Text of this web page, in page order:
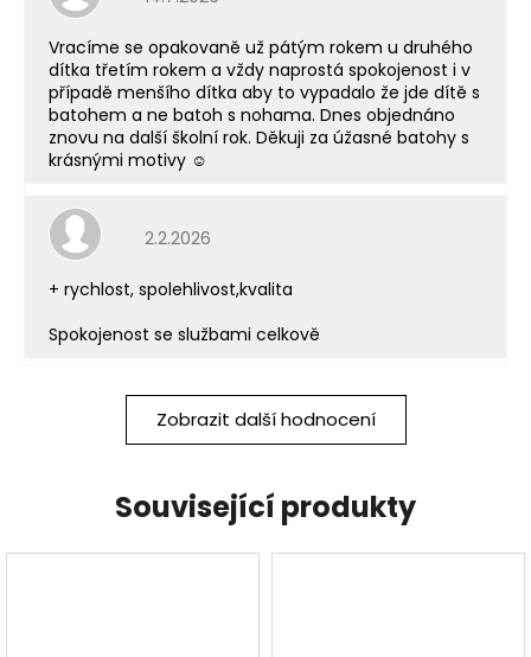
Vracíme se opakovaně už pátým rokem u druhého
dítka třetím rokem a vždy naprostá spokojenost i v
případě menšího dítka aby to vypadalo že jde dítě s
batohem a ne batoh s nohama. Dnes objednáno
znovu na další školní rok. Děkuji za úžasné batohy s
krásnými motivy ☺️
Hodnocení obchodu je 5 z 5 hvězdiček.
2.2.2026
+ rychlost, spolehlivost,kvalita
Spokojenost se službami celkově
Zobrazit další hodnocení
Související produkty